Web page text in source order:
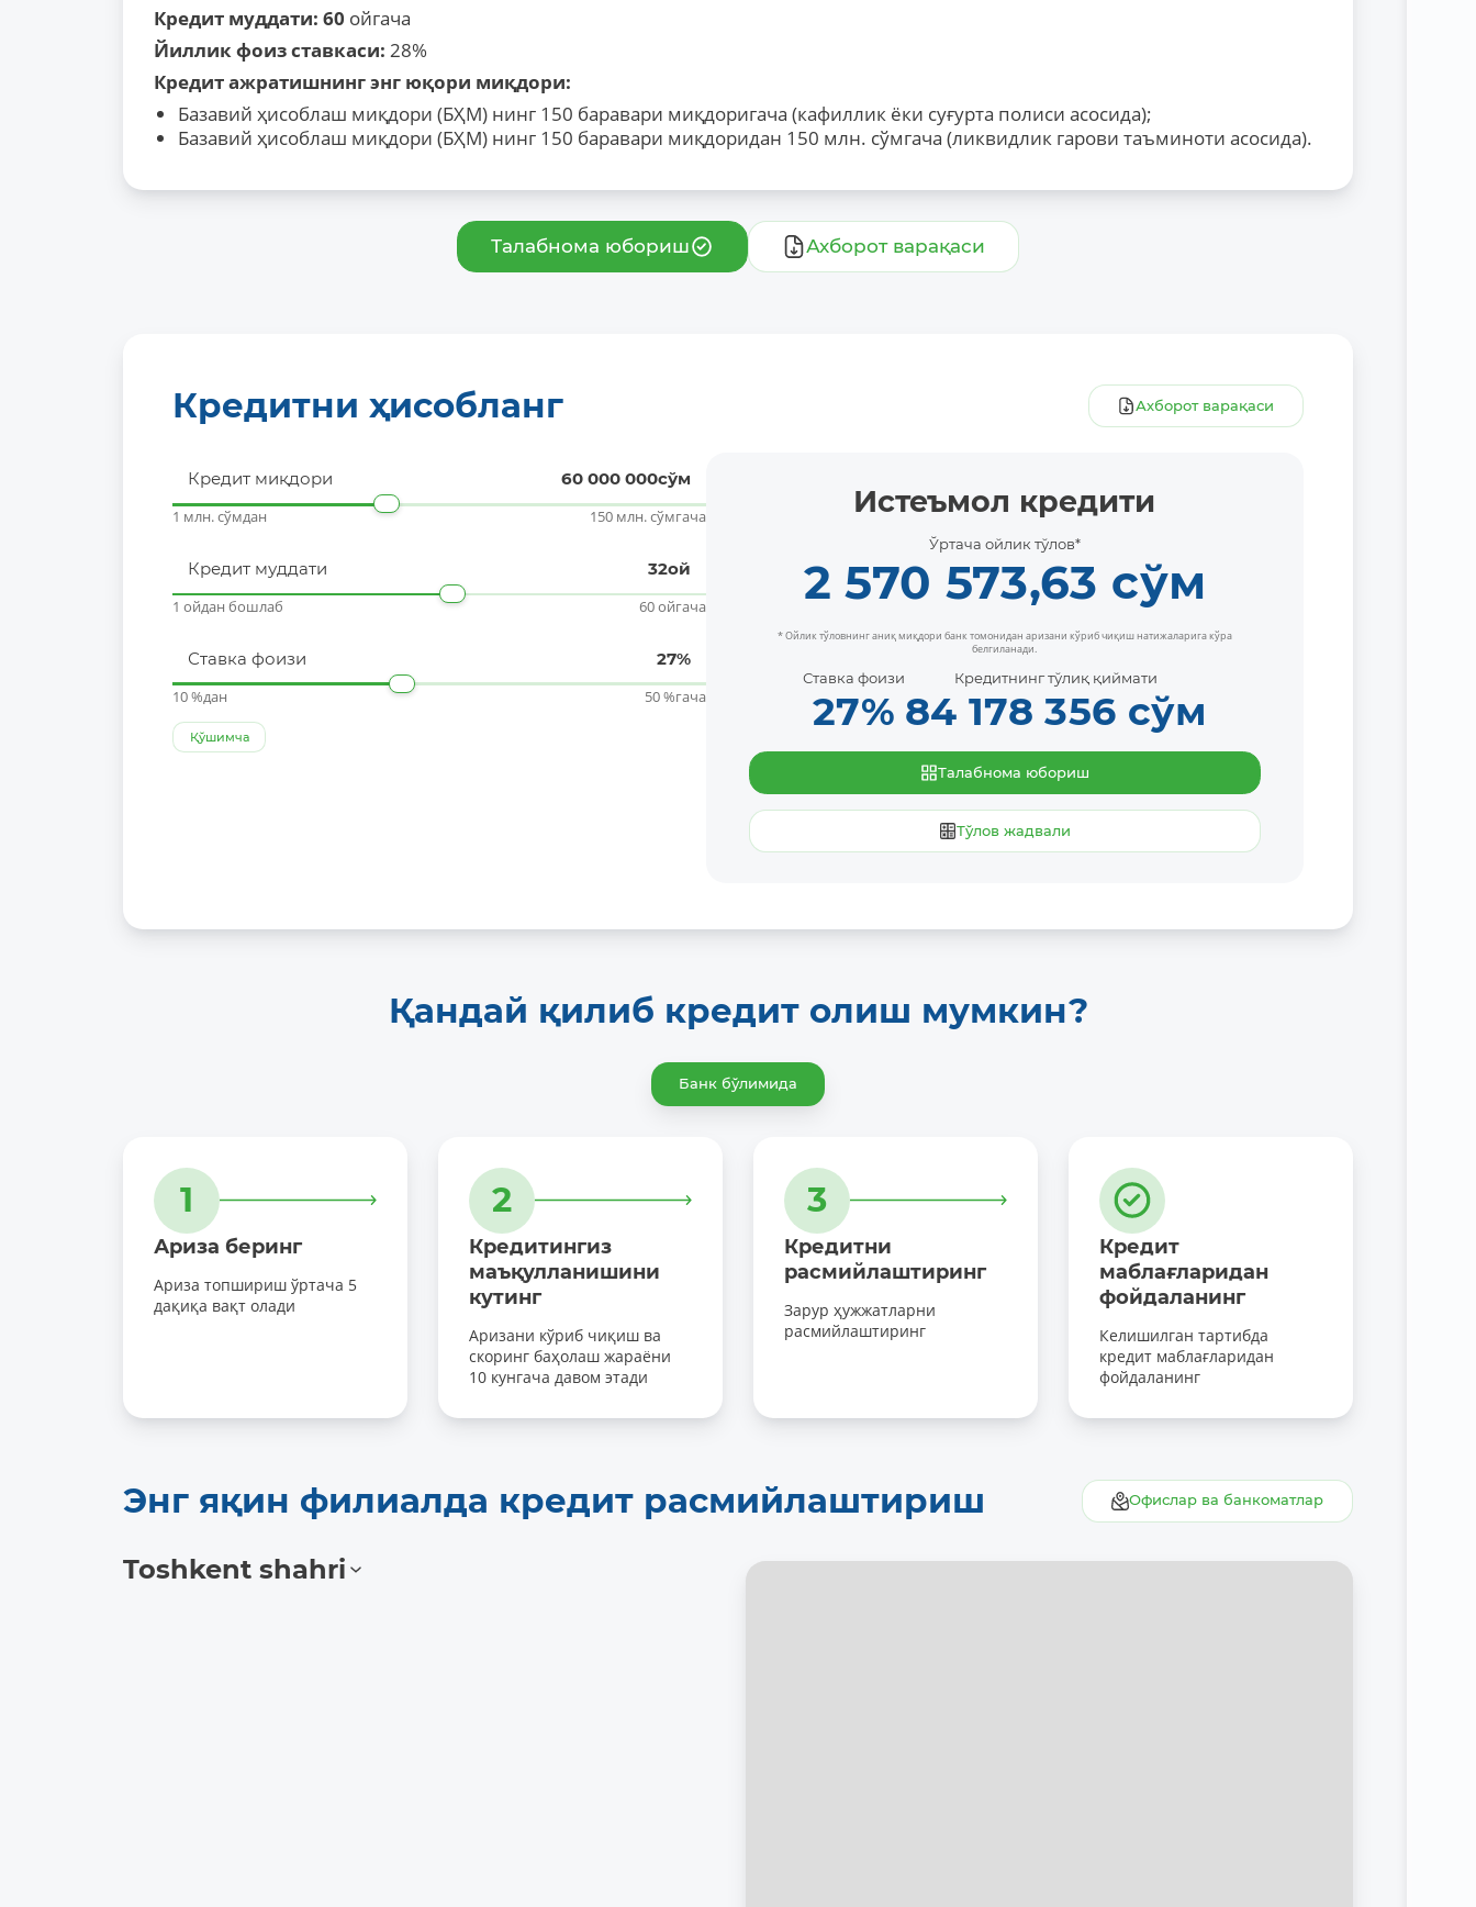
Кредит муддати: 60 ойгача
Йиллик фоиз ставкаси: 28%
Кредит ажратишнинг энг юқори миқдори:
Базавий ҳисоблаш миқдори (БҲМ) нинг 150 баравари миқдоригача (кафиллик ёки суғурта полиси асосида);
Базавий ҳисоблаш миқдори (БҲМ) нинг 150 баравари миқдоридан 150 млн. сўмгача (ликвидлик гарови таъминоти асосида).
Талабнома юбориш Ахборот варақаси
Кредитни ҳисобланг Ахборот варақаси
Кредит миқдори 60 000 000сўм
1 млн. сўмдан 150 млн. сўмгача
Кредит муддати 32ой
1 ойдан бошлаб 60 ойгача
Ставка фоизи 27%
10 %дан 50 %гача
Қўшимча
Истеъмол кредити
Ўртача ойлик тўлов*
2 570 573,63 сўм
* Ойлик тўловнинг аниқ миқдори банк томонидан аризани кўриб чиқиш натижаларига кўра
белгиланади.
Ставка фоизи
27%
Кредитнинг тўлиқ қиймати
84 178 356 сўм
Талабнома юбориш
Тўлов жадвали
Қандай қилиб кредит олиш мумкин?
Банк бўлимида
1
Ариза беринг
Ариза топшириш ўртача 5
дақиқа вақт олади
2
Кредитингиз
маъқулланишини
кутинг
Аризани кўриб чиқиш ва
скоринг баҳолаш жараёни
10 кунгача давом этади
3
Кредитни
расмийлаштиринг
Зарур ҳужжатларни
расмийлаштиринг
Кредит
маблағларидан
фойдаланинг
Келишилган тартибда
кредит маблағларидан
фойдаланинг
Энг яқин филиалда кредит расмийлаштириш Офислар ва банкоматлар
Toshkent shahri